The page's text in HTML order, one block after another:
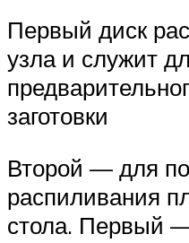
Первый диск
узла и служит
заготовки
Второй — для
распиливания
стола. Первый